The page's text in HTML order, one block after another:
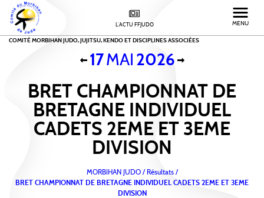
COMITÉ MORBIHAN JUDO, JUJITSU, KENDO ET DISCIPLINES ASSOCIÉES
L'ACTU FFJUDO MENU
17 MAI 2026
BRET CHAMPIONNAT DE
BRETAGNE INDIVIDUEL
CADETS 2EME ET 3EME
DIVISION
MORBIHAN JUDO/ Résultats /
BRET CHAMPIONNAT DE BRETAGNE INDIVIDUEL CADETS 2EME ET 3EME
DIVISION